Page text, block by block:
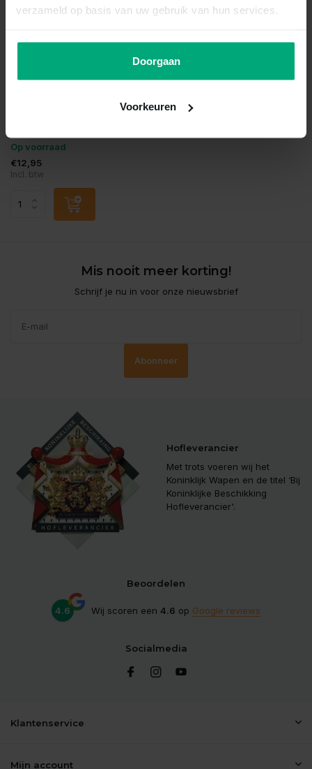
verzameld op basis van uw gebruik van hun services.
Doorgaan
Voorkeuren
Op voorraad
€12,95
Incl. btw
Mis nooit meer korting!
Schrijf je nu in voor onze nieuwsbrief
Abonneer
Hofleverancier
Met trots voeren wij het
Koninklijk Wapen en de titel ‘Bij
Koninklijke Beschikking
Hofleverancier'.
Beoordelen
4.6 Wij scoren een 4.6 op Google reviews
Socialmedia
Klantenservice
Mijn account